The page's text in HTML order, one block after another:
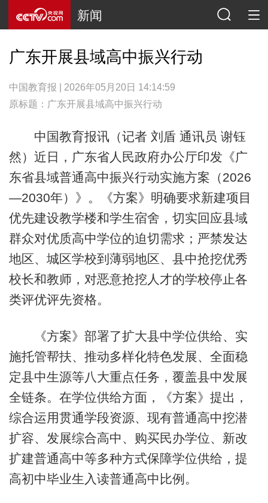
新闻
广东开展县域高中振兴行动
中国教育报 | 2026年05月20日 14:14:59
原标题：广东开展县域高中振兴行动
中国教育报讯（记者 刘盾 通讯员 谢钰
然）近日，广东省人民政府办公厅印发《广
东省县域普通高中振兴行动实施方案（2026
—2030年）》。《方案》明确要求新建项目
优先建设教学楼和学生宿舍，切实回应县域
群众对优质高中学位的迫切需求；严禁发达
地区、城区学校到薄弱地区、县中抢挖优秀
校长和教师，对恶意抢挖人才的学校停止各
类评优评先资格。
《方案》部署了扩大县中学位供给、实
施托管帮扶、推动多样化特色发展、全面稳
定县中生源等八大重点任务，覆盖县中发展
全链条。在学位供给方面，《方案》提出，
综合运用贯通学段资源、现有普通高中挖潜
扩容、发展综合高中、购买民办学位、新改
扩建普通高中等多种方式保障学位供给，提
高初中毕业生入读普通高中比例。